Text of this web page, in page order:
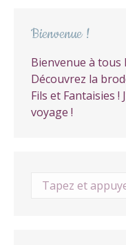
Bienvenue !
Bienvenue à tous
Découvrez la
Fils et Fantaisies
voyage !
Recherche